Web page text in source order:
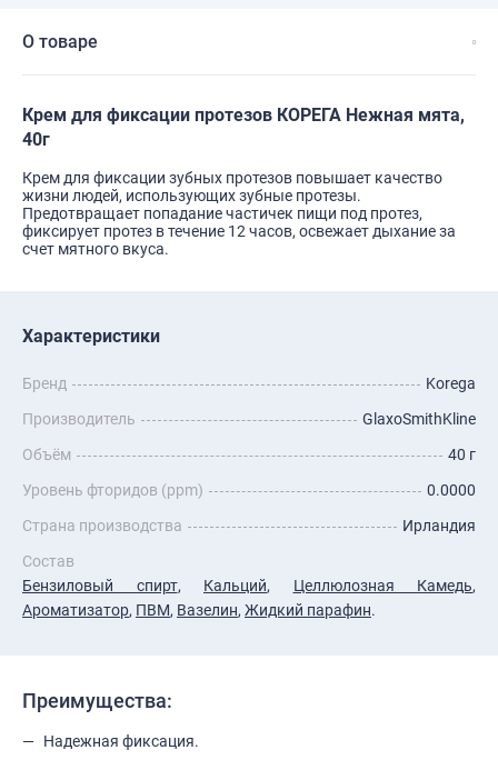
О товаре
Крем для фиксации протезов КОРЕГА Нежная мята,
40г
Крем для фиксации зубных протезов повышает качество
жизни людей, использующих зубные протезы.
Предотвращает попадание частичек пищи под протез,
фиксирует протез в течение 12 часов, освежает дыхание за
счет мятного вкуса.
Характеристики
Бренд
Korega
Производитель
GlaxoSmithKline
Объём
40 г
Уровень фторидов (ppm)
0.0000
Страна производства
Ирландия
Состав
Бензиловый спирт, Кальций, Целлюлозная Камедь,
Ароматизатор, ПВМ, Вазелин, Жидкий парафин.
Преимущества:
Надежная фиксация.